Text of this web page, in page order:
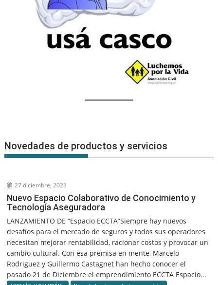
Novedades de productos y servicios
27 diciembre, 2023
Nuevo Espacio Colaborativo de Conocimiento y
Tecnología Aseguradora
LANZAMIENTO DE “Espacio ECCTA”Siempre hay nuevos
desafíos para el mercado de seguros y todos sus operadores
necesitan mejorar rentabilidad, racionar costos y provocar un
cambio cultural. Con esa premisa en mente, Marcelo
Rodriguez y Guillermo Castagnet han hecho conocer el
pasado 21 de Diciembre el emprendimiento ECCTA Espacio...